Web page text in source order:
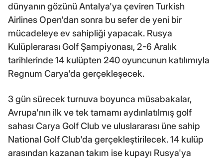
dünyanın gözünü Antalya'ya çeviren Turkish
Airlines Open'dan sonra bu sefer de yeni bir
mücadeleye ev sahipliği yapacak. Rusya
Kulüplerarası Golf Şampiyonası, 2-6 Aralık
tarihlerinde 14 kulüpten 240 oyuncunun katılımıyla
Regnum Carya'da gerçekleşecek.
3 gün sürecek turnuva boyunca müsabakalar,
Avrupa'nın ilk ve tek tamamı aydınlatılmış golf
sahası Carya Golf Club ve uluslararası üne sahip
National Golf Club'da gerçekleştirilecek. 14 kulüp
arasından kazanan takım ise kupayı Rusya'ya